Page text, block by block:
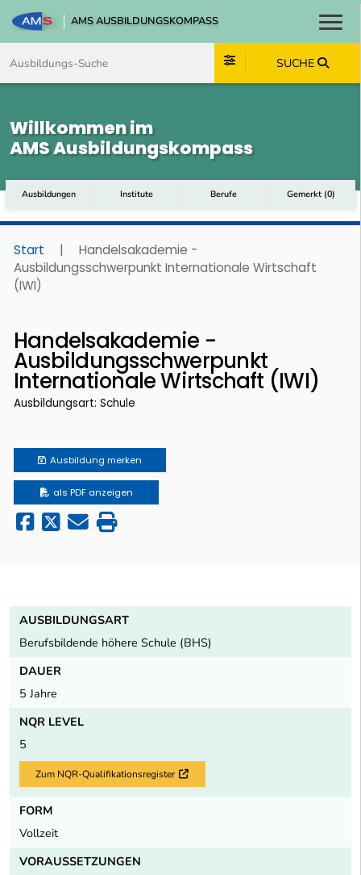
AMS AUSBILDUNGSKOMPASS
SUCHE
Willkommen im
AMS Ausbildungskompass
Ausbildungen Institute Berufe Gemerkt (0)
Start |
Handelsakademie -
Ausbildungsschwerpunkt Internationale Wirtschaft
(IWI)
Handelsakademie -
Ausbildungsschwerpunkt
Internationale Wirtschaft (IWI)
Ausbildungsart: Schule
Ausbildung merken
als PDF anzeigen
AUSBILDUNGSART
Berufsbildende höhere Schule (BHS)
DAUER
5 Jahre
NQR LEVEL
5
Zum NQR-Qualifikationsregister Externer Link
FORM
Vollzeit
VORAUSSETZUNGEN